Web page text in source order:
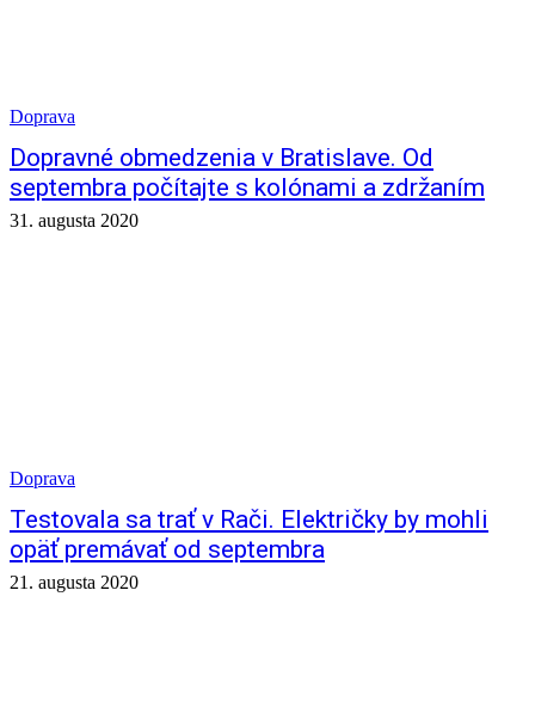
Doprava
Dopravné obmedzenia v Bratislave. Od
septembra počítajte s kolónami a zdržaním
31. augusta 2020
Doprava
Testovala sa trať v Rači. Električky by mohli
opäť premávať od septembra
21. augusta 2020